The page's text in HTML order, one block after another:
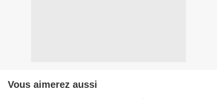
Vous aimerez aussi